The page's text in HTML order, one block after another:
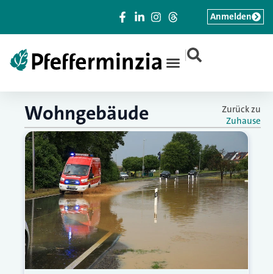
|
Anmelden
Wohngebäude
Zurück zu
Zuhause